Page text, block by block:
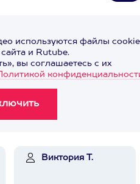
используются файлы cookie
и Rutube.
вы соглашаетесь с их
Виктория Т.